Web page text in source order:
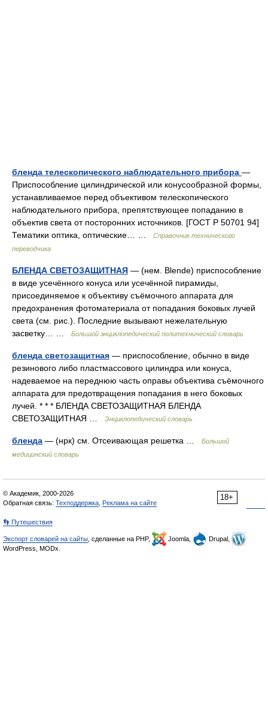
бленда телескопического наблюдательного прибора —
Приспособление цилиндрической или конусообразной формы,
устанавливаемое перед объективом телескопического
наблюдательного прибора, препятствующее попаданию в
объектив света от посторонних источников. [ГОСТ Р 50701 94]
Тематики оптика, оптические… …
Справочник технического
переводчика
БЛЕНДА СВЕТОЗАЩИТНАЯ — (нем. Blende) приспособление
в виде усечённого конуса или усечённой пирамиды,
присоединяемое к объективу съёмочного аппарата для
предохранения фотоматериала от попадания боковых лучей
света (см. рис.). Последние вызывают нежелательную
засветку… …
Большой энциклопедический политехнический словарь
бленда светозащитная — приспособление, обычно в виде
резинового либо пластмассового цилиндра или конуса,
надеваемое на переднюю часть оправы объектива съёмочного
аппарата для предотвращения попадания в него боковых
лучей. * * * БЛЕНДА СВЕТОЗАЩИТНАЯ БЛЕНДА
СВЕТОЗАЩИТНАЯ …
Энциклопедический словарь
бленда — (нрк) см. Отсеивающая решетка …
Большой
медицинский словарь
18+
© Академик, 2000-2026
Обратная связь: Техподдержка Реклама на сайте
👣 Путешествия
Экспорт словарей на сайты , сделанные на PHP, Joomla,
Drupal,
WordPress, MODx.